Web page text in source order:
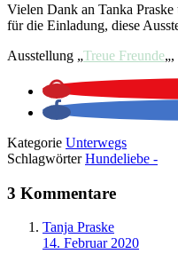
Vielen Dank an Tanka
für die Einladung, diese
Ausstellung „Treue Freunde
Kategorie Unterwegs
SchlagwörterHundeliebe -
3 Kommentare
Tanja Praske
14. Februar 2020